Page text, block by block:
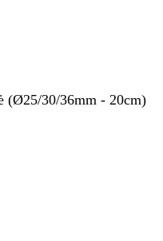
(Ø25/30/36mm - 20cm)